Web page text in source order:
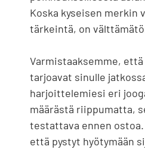
Koska kyseisen merkin
tärkeintä, on
Varmistaaksemme,
tarjoavat sinulle
harjoittelemiesi eri
määrästä riippumatta,
testattava ennen
että pystyt hyötymään